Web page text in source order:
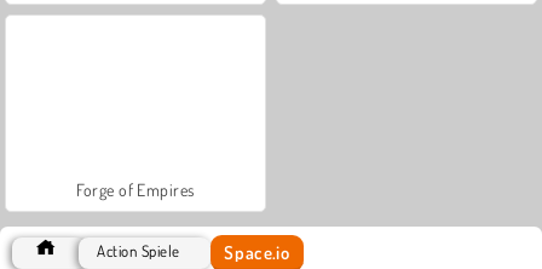
Forge of Empires
Action Spiele Space.io